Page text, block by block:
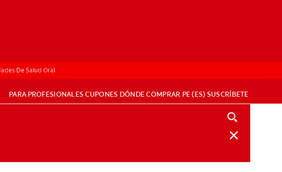
PARA PROFESIONALESCUPONES DÓNDE COMPRAR PE (ES) SUSCRÍBETE
De Salud Oral